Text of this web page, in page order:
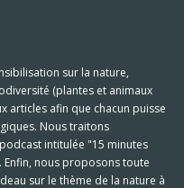
sur la nature,
(plantes et animaux
articles afin que chacun puisse
Nous traitons
intitulée "15 minutes
nous proposons toute
sur le thème de la nature à